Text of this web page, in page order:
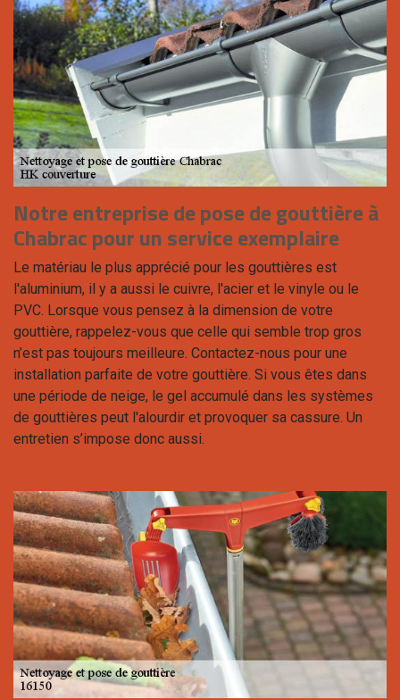
Notre entreprise de pose de gouttière à
Chabrac pour un service exemplaire
Le matériau le plus apprécié pour les gouttières est
l'aluminium, il y a aussi le cuivre, l'acier et le vinyle ou le
PVC. Lorsque vous pensez à la dimension de votre
gouttière, rappelez-vous que celle qui semble trop gros
n’est pas toujours meilleure. Contactez-nous pour une
installation parfaite de votre gouttière. Si vous êtes dans
une période de neige, le gel accumulé dans les systèmes
de gouttières peut l'alourdir et provoquer sa cassure. Un
entretien s’impose donc aussi.